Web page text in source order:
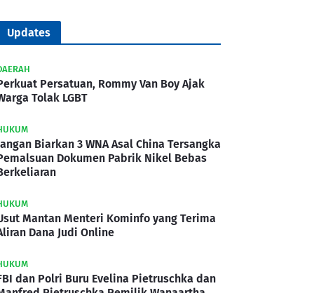
Updates
Persatuan, Rommy Van Boy Ajak
Tolak LGBT
Biarkan 3 WNA Asal China Tersangka
Dokumen Pabrik Nikel Bebas
Mantan Menteri Kominfo yang Terima
Dana Judi Online
dan Polri Buru Evelina Pietruschka dan